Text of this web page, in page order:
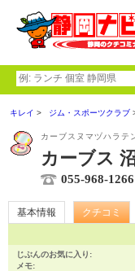
キレイ ジム・スポーツクラブ
カーブスヌマヅハラテ
カーブス
055-968-1266
基本情報 クチコミ
じぶんのお気に入り:
メモ: